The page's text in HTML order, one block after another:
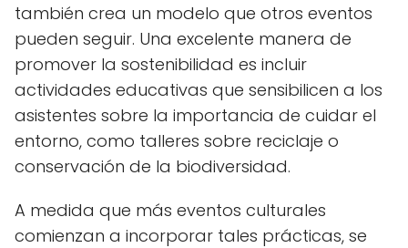
también crea un modelo que otros eventos
pueden seguir. Una excelente manera de
promover la sostenibilidad es incluir
actividades educativas que sensibilicen a los
asistentes sobre la importancia de cuidar el
entorno, como talleres sobre reciclaje o
conservación de la biodiversidad.
A medida que más eventos culturales
comienzan a incorporar tales prácticas, se